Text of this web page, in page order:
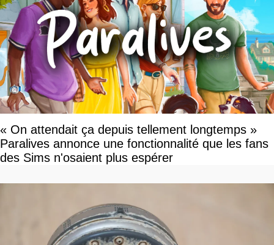
« On attendait ça depuis tellement longtemps »
Paralives annonce une fonctionnalité que les fans
des Sims n'osaient plus espérer